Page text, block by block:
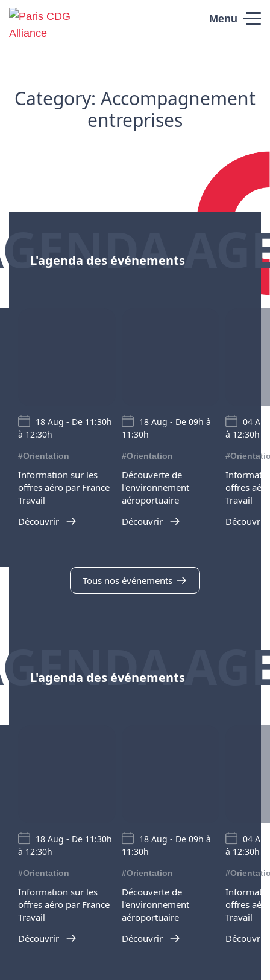
Skip to content
Menu
Category: Accompagnement
entreprises
L'agenda des événements
18 Aug - De 11:30h
à 12:30h
#Orientation
Information sur les
offres aéro par France
Travail
Découvrir
18 Aug - De 09h à
11:30h
#Orientation
Découverte de
l'environnement
aéroportuaire
Découvrir
04
à 12:30h
offres
Travail
Découvrir
Tous nos événements
L'agenda des événements
18 Aug - De 11:30h
à 12:30h
#Orientation
Information sur les
offres aéro par France
Travail
Découvrir
18 Aug - De 09h à
11:30h
#Orientation
Découverte de
l'environnement
aéroportuaire
Découvrir
04
à 12:30h
offres
Travail
Découvrir